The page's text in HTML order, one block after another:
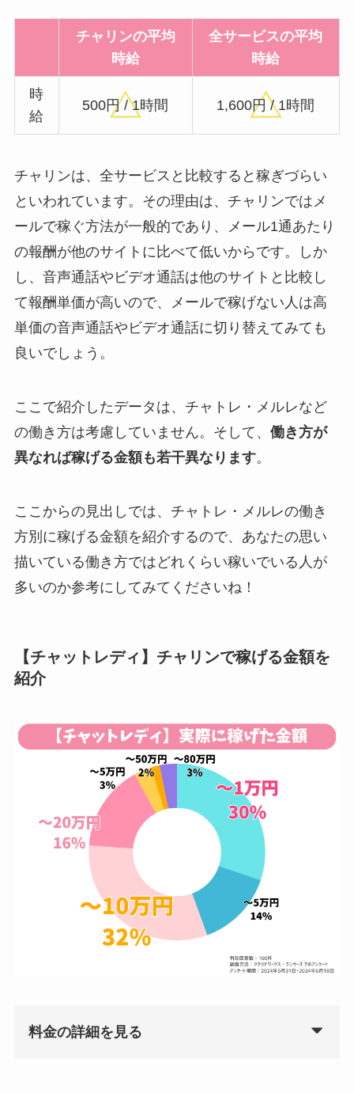
チャリンの平均
時給
全サービスの平均
時給
時
給
500円 / 1時間 1,600円 / 1時間
チャリンは、全サービスと比較すると稼ぎづらい
といわれています。その理由は、チャリンではメ
ールで稼ぐ方法が一般的であり、メール1通あたり
の報酬が他のサイトに比べて低いからです。しか
し、音声通話やビデオ通話は他のサイトと比較し
て報酬単価が高いので、メールで稼げない人は高
単価の音声通話やビデオ通話に切り替えてみても
良いでしょう。
ここで紹介したデータは、チャトレ・メルレなど
の働き方は考慮していません。そして、 働き方が
異なれば稼げる金額も若干異なります。
ここからの見出しでは、チャトレ・メルレの働き
方別に稼げる金額を紹介するので、あなたの思い
描いている働き方ではどれくらい稼いでいる人が
多いのか参考にしてみてくださいね！
【チャットレディ】チャリンで稼げる金額を
紹介
料金の詳細を見る